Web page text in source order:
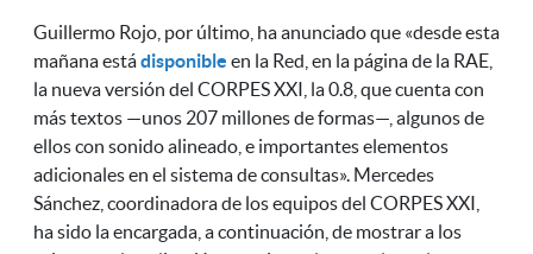
Guillermo Rojo, por último, ha anunciado que «desde esta
mañana estádisponible en la Red, en la página de la RAE,
la nueva versión del CORPES XXI, la 0.8, que cuenta con
más textos —unos 207 millones de formas—, algunos de
ellos con sonido alineado, e importantes elementos
adicionales en el sistema de consultas». Mercedes
Sánchez, coordinadora de los equipos del CORPES XXI,
ha sido la encargada, a continuación, de mostrar a los